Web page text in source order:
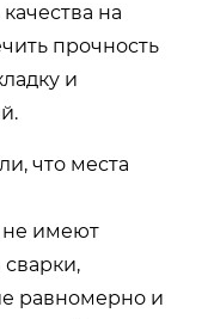
на
прочность
и
что места
имеют
равномерно и